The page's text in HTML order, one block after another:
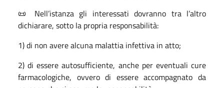
📜 Nell’istanza gli interessati dovranno tra l’altro
dichiarare, sotto la propria responsabilità:
1) di non avere alcuna malattia infettiva in atto;
2) di essere autosufficiente, anche per eventuali cure
farmacologiche, ovvero di essere accompagnato da